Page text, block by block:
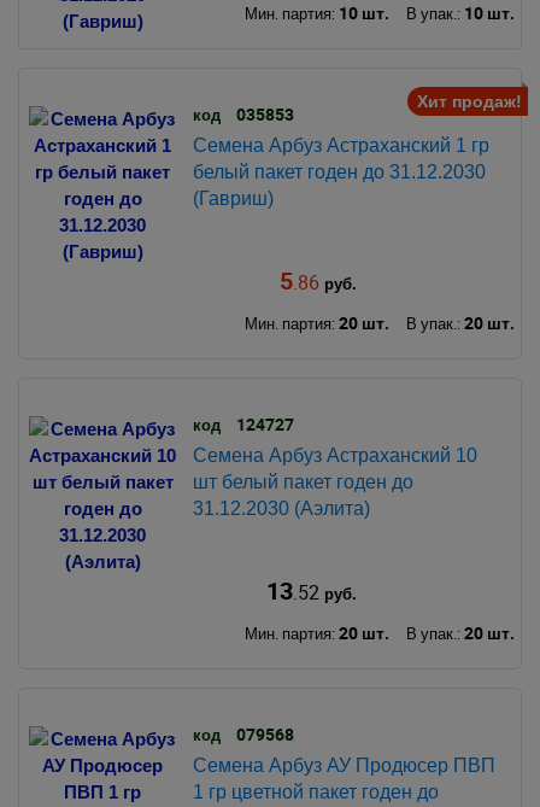
Мин. партия: 10 шт. В упак.: 10 шт.
Хит продаж!
код 035853
Семена Арбуз Астраханский 1 гр
белый пакет годен до 31.12.2030
(Гавриш)
5.86 руб.
Мин. партия: 20 шт. В упак.: 20 шт.
код 124727
Семена Арбуз Астраханский 10
шт белый пакет годен до
31.12.2030 (Аэлита)
13.52руб.
Мин. партия: 20 шт. В упак.: 20 шт.
код 079568
Семена Арбуз АУ Продюсер ПВП
1 гр цветной пакет годен до